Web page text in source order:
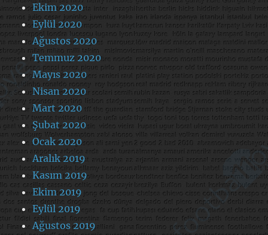
Ekim 2020
Eylül 2020
Ağustos 2020
Temmuz 2020
Mayıs 2020
Nisan 2020
Mart 2020
Şubat 2020
Ocak 2020
Aralık 2019
Kasım 2019
Ekim 2019
Eylül 2019
Ağustos 2019